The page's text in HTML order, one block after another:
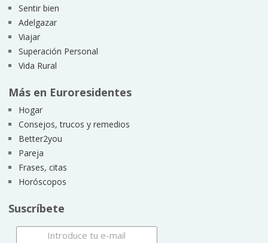
Sentir bien
Adelgazar
Viajar
Superación Personal
Vida Rural
Más en Euroresidentes
Hogar
Consejos, trucos y remedios
Better2you
Pareja
Frases, citas
Horóscopos
Suscríbete